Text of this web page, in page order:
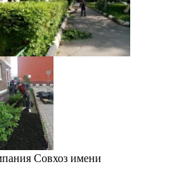
Совхоз имени